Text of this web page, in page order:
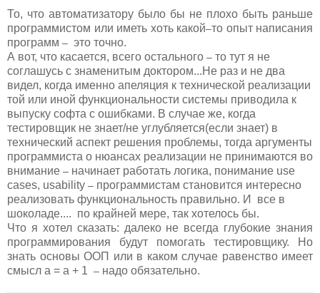
То, что автоматизатору было бы не плохо быть раньше
программистом или иметь хоть какой—то опыт написания
программ — это точно.
А вот, что касается, всего остального — то тут я не
соглашусь с знаменитым доктором...Не раз и не два
видел, когда именно апеляция к технической реализации
той или иной функциональности системы приводила к
выпуску софта с ошибками. В случае же, когда
тестировщик не знает/не углубляется(если знает) в
технический аспект решения проблемы, тогда аргументы
программиста о нюансах реализации не принимаются во
внимание — начинает работать логика, понимание use
cases, usability — программистам становится интересно
реализовать функциональность правильно. И все в
шоколаде.... по крайней мере, так хотелось бы.
Что я хотел сказать: далеко не всегда глубокие знания
программирования будут помогать тестировщику. Но
знать основы ООП или в каком случае равенство имеет
смысл а = а + 1 — надо обязательно.